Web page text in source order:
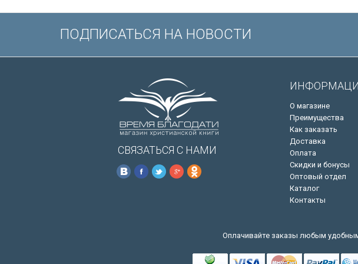
ПОДПИСАТЬСЯ НА НОВОСТИ
СВЯЗАТЬСЯ С НАМИ
О магазине
Преимущества
Как заказать
Доставка
Оплата
Скидки и бонусы
Оптовый отдел
Каталог
Контакты
Оплачивайте заказы любым